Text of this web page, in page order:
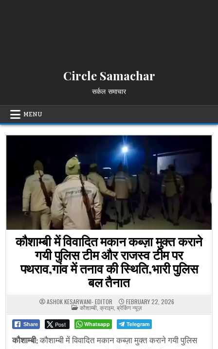
Circle Samachar
सर्कल समाचार
MENU
कौशाम्बी में विवादित मकान कब्ज़ा मुक्त कराने
गयी पुलिस टीम और राजस्व टीम पर
पथराव,गांव में तनाव की स्थिति,भारी पुलिस
बल तैनात
ASHOK KESARWANI- EDITOR FEBRUARY 22, 2026
POSTED
IN
कौशाम्बी क्राइम, ब्रेकिंग न्यूज़
Share Post Whatsapp Telegram
कौशाम्बी:कौशाम्बी में विवादित मकान कब्ज़ा मुक्त कराने गयी पुलिस